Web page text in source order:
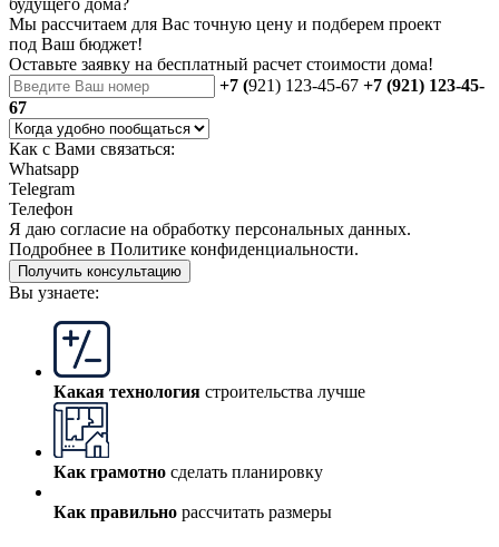
Мы рассчитаем для Вас точную цену и подберем проект
под Ваш бюджет!
Оставьте заявку на бесплатный расчет стоимости дома!
+7 (921) 123-45-67 +7 (921) 123-45-
67
Как с Вами связаться:
Whatsapp
Telegram
Телефон
Я даю согласие на обработку персональных данных.
Подробнее в Политике конфиденциальности.
Получить консультацию
Вы узнаете:
Какая технология строительства лучше
Как грамотно сделать планировку
Как правильно рассчитать размеры